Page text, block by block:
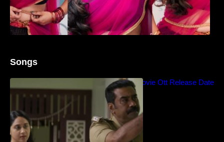
Songs
Blockbuster Thalavan Movie Ott Release Date
– Video Song Release